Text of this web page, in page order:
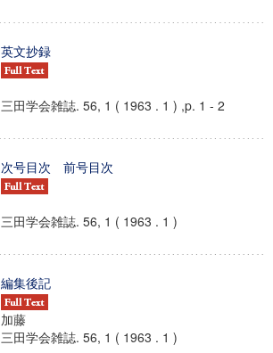
英文抄録
三田学会雑誌. 56, 1 ( 1963 . 1 ) ,p. 1 - 2
次号目次 前号目次
三田学会雑誌. 56, 1 ( 1963 . 1 )
編集後記
加藤
三田学会雑誌. 56, 1 ( 1963 . 1 )